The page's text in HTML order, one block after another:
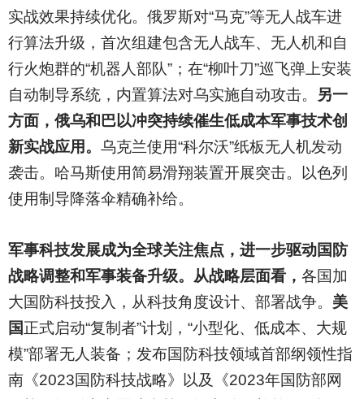
实战效果持续优化。俄罗斯对“马克”等无人战车进
行算法升级，首次组建包含无人战车、无人机和自
行火炮群的“机器人部队”；在“柳叶刀”巡飞弹上安装
自动制导系统，内置算法对乌实施自动攻击。
另一
方面，俄乌和巴以冲突持续催生低成本军事技术创
新实战应用。 乌克兰使用“科尔沃”纸板无人机发动
袭击。哈马斯使用简易滑翔装置开展突击。以色列
使用制导降落伞精确补给。
军事科技发展成为全球关注焦点，进一步驱动国防
战略调整和军事装备升级。从战略层面看， 各国加
大国防科技投入，从科技角度设计、部署战争。 美
国正式启动“复制者”计划，“小型化、低成本、大规
模”部署无人装备；发布国防科技领域首部纲领性指
南《2023国防科技战略》以及《2023年国防部网